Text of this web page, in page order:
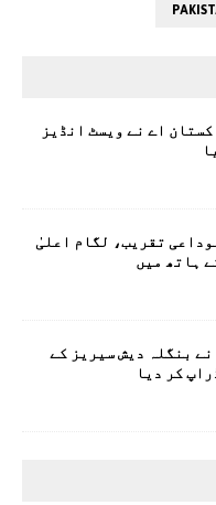
میں پاکستان اے نے ویسٹ انڈیز
تقریب، لگام اعلیٰ
ہاتھ میں
بنگلہ دیش سیریز کے
کر دیا